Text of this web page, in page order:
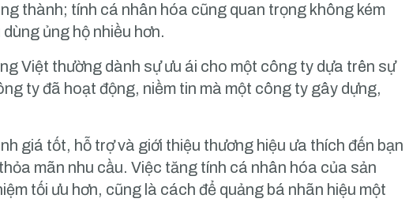
thành; tính cá nhân hóa cũng quan trọng không kém
ủng hộ nhiều hơn.
Việt thường dành sự ưu ái cho một công ty dựa trên sự
ty đã hoạt động, niềm tin mà một công ty gây dựng,
giá tốt, hỗ trợ và giới thiệu thương hiệu ưa thích đến bạn
mãn nhu cầu. Việc tăng tính cá nhân hóa của sản
tối ưu hơn, cũng là cách để quảng bá nhãn hiệu một